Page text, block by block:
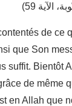
de ce
que Son
suffit. Bientôt
de même
en Allah que